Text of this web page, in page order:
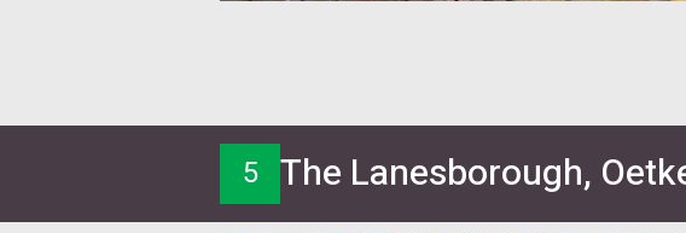
5 The Lanesborough,